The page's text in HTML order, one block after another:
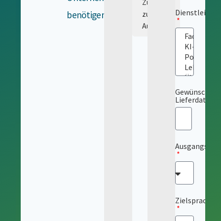
benötigen.
Zurück
zur
Auswahl
Gewünschtes
Lieferdatum
Zielsprache